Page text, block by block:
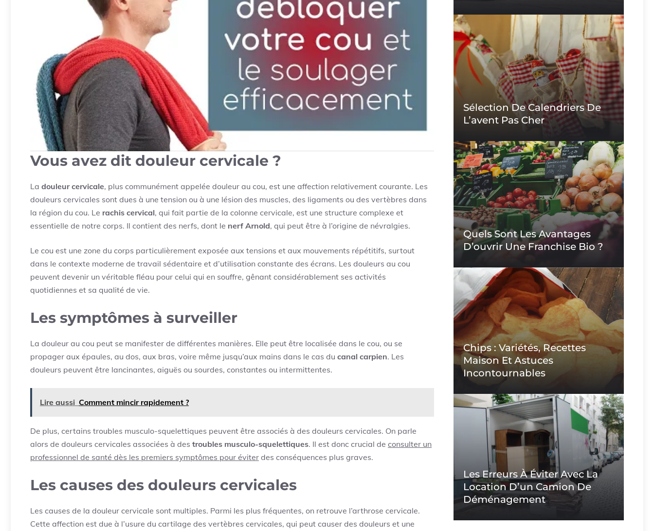
Vous avez dit douleur cervicale ?
La douleur cervicale, plus communément appelée douleur au cou, est une affection relativement courante. Les
douleurs cervicales sont dues à une tension ou à une lésion des muscles, des ligaments ou des vertèbres dans
la région du cou. Le rachis cervical, qui fait partie de la colonne cervicale, est une structure complexe et
essentielle de notre corps. Il contient des nerfs, dont le nerf Arnold, qui peut être à l’origine de névralgies.
Le cou est une zone du corps particulièrement exposée aux tensions et aux mouvements répétitifs, surtout
dans le contexte moderne de travail sédentaire et d’utilisation constante des écrans. Les douleurs au cou
peuvent devenir un véritable fléau pour celui qui en souffre, gênant considérablement ses activités
quotidiennes et sa qualité de vie.
Les symptômes à surveiller
La douleur au cou peut se manifester de différentes manières. Elle peut être localisée dans le cou, ou se
propager aux épaules, au dos, aux bras, voire même jusqu’aux mains dans le cas du canal carpien. Les
douleurs peuvent être lancinantes, aiguës ou sourdes, constantes ou intermittentes.
Lire aussi Comment mincir rapidement ?
De plus, certains troubles musculo-squelettiques peuvent être associés à des douleurs cervicales. On parle
alors de douleurs cervicales associées à des troubles musculo-squelettiques. Il est donc crucial de consulter un
professionnel de santé dès les premiers symptômes pour éviter des conséquences plus graves.
Les causes des douleurs cervicales
Les causes de la douleur cervicale sont multiples. Parmi les plus fréquentes, on retrouve l’arthrose cervicale.
Cette affection est due à l’usure du cartilage des vertèbres cervicales, qui peut causer des douleurs et une
Sélection De Calendriers De
L’avent Pas Cher
Quels Sont Les Avantages
D’ouvrir Une Franchise Bio ?
Chips : Variétés, Recettes
Maison Et Astuces
Incontournables
Les Erreurs À Éviter Avec La
Location D’un Camion De
Déménagement